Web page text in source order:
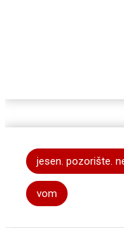
jesen. pozorište.
vom